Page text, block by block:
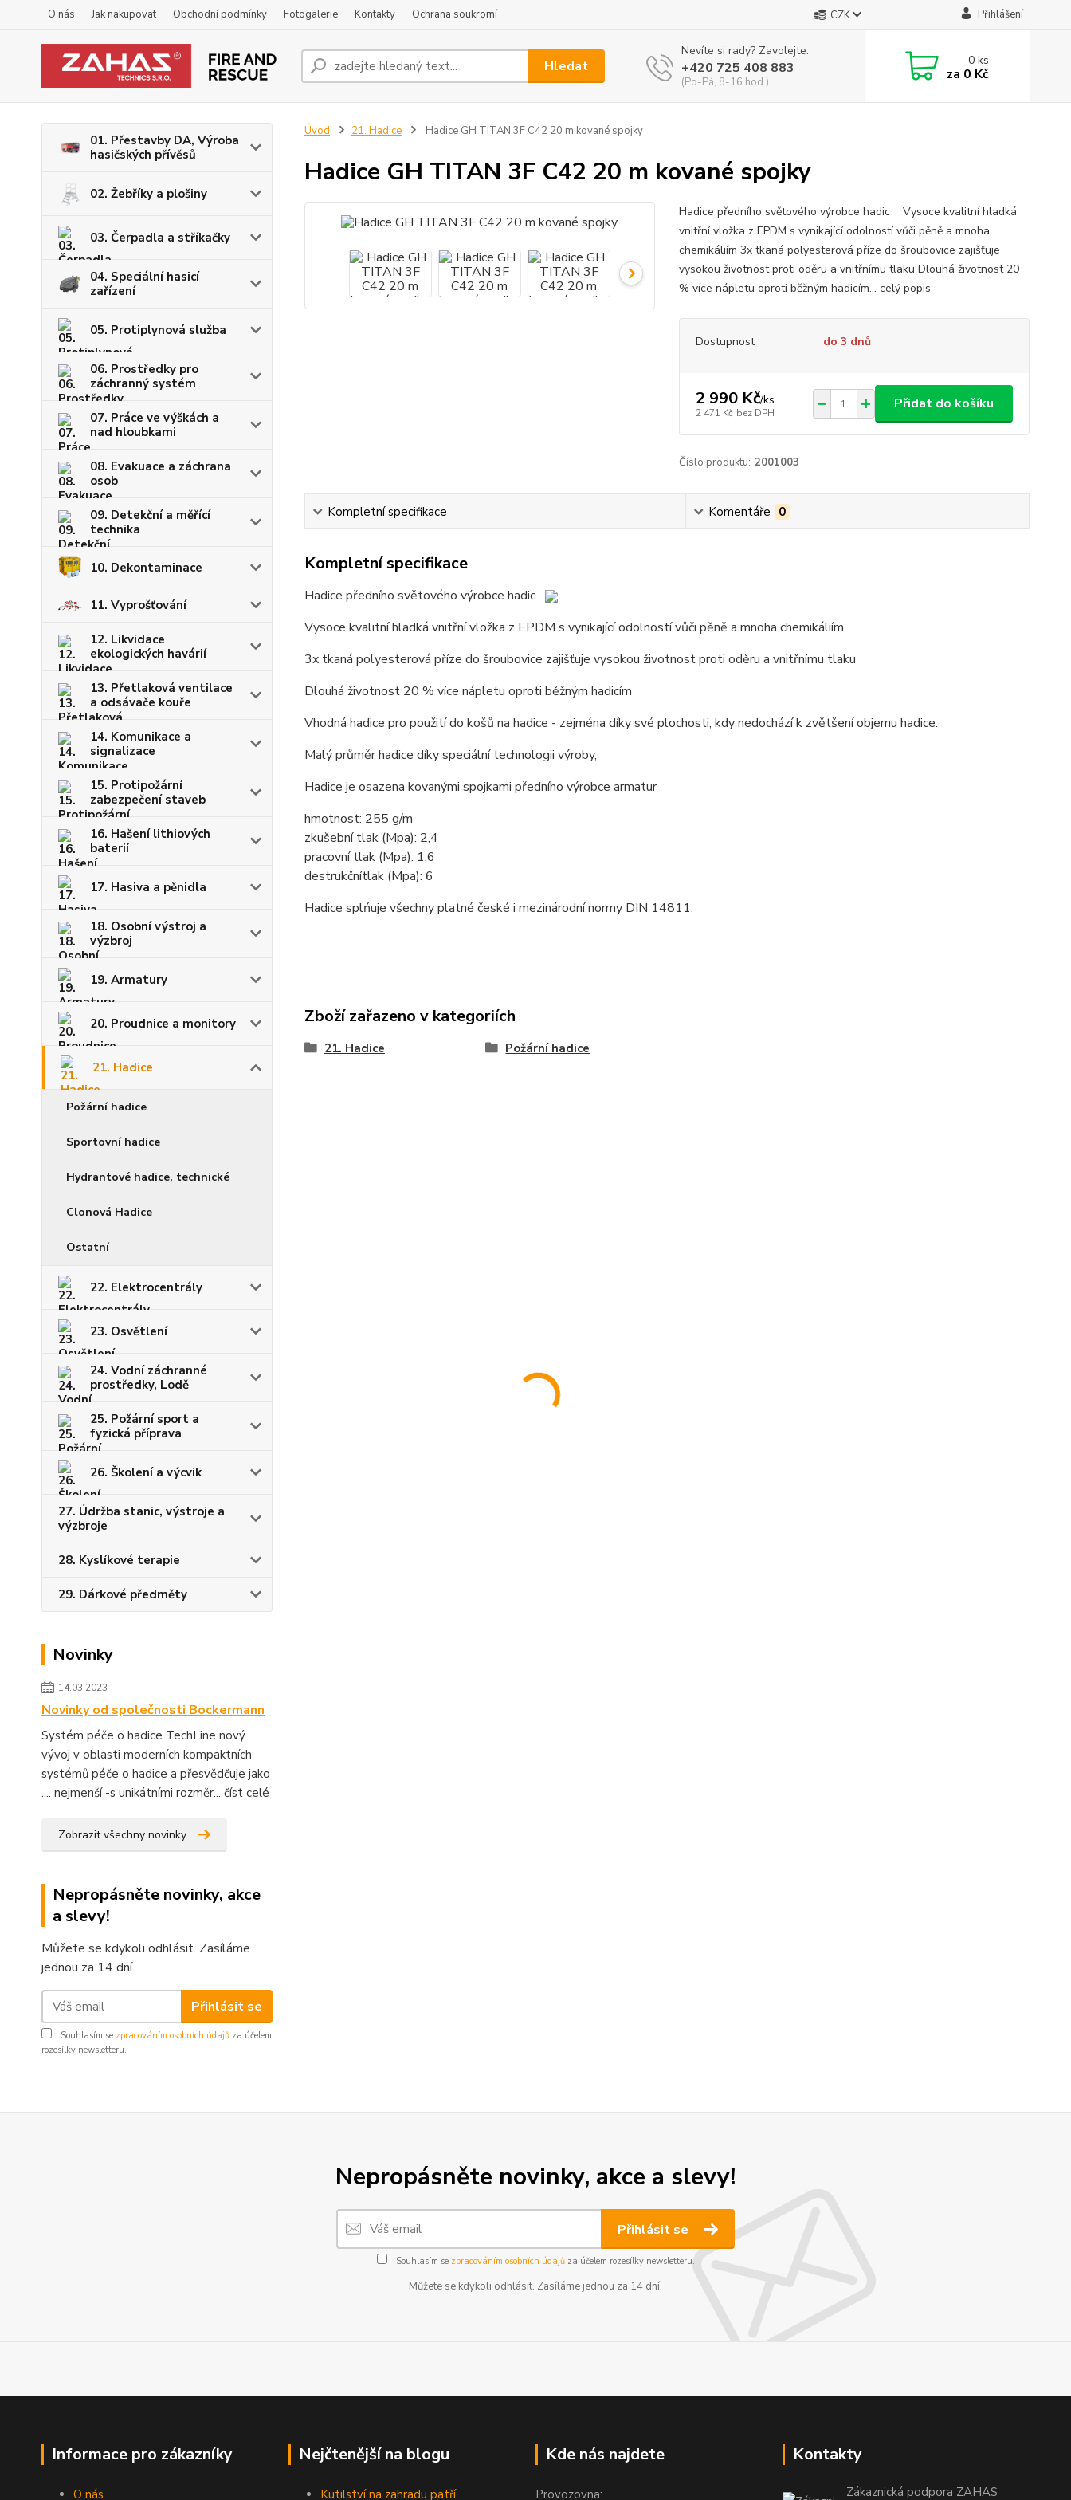
O nás Jak nakupovat Obchodní podmínky Fotogalerie Kontakty Ochrana soukromí CZK Přihlášení
Hledat
Nevíte si rady? Zavolejte.
+420 725 408 883
(Po-Pá, 8-16 hod.)
0ks
za 0 Kč
01. Přestavby DA, Výroba
hasičských přívěsů
02. Žebříky a plošiny
03. Čerpadla a stříkačky
04. Speciální hasicí
zařízení
05. Protiplynová služba
06. Prostředky pro
záchranný systém
07. Práce ve výškách a
nad hloubkami
08. Evakuace a záchrana
osob
09. Detekční a měřící
technika
10. Dekontaminace
11. Vyprošťování
12. Likvidace
ekologických havárií
13. Přetlaková ventilace
a odsávače kouře
14. Komunikace a
signalizace
15. Protipožární
zabezpečení staveb
16. Hašení lithiových
baterií
17. Hasiva a pěnidla
18. Osobní výstroj a
výzbroj
19. Armatury
20. Proudnice a monitory
21. Hadice
Požární hadice
Sportovní hadice
Hydrantové hadice, technické
Clonová Hadice
Ostatní
22. Elektrocentrály
23. Osvětlení
24. Vodní záchranné
prostředky, Lodě
25. Požární sport a
fyzická příprava
26. Školení a výcvik
27. Údržba stanic, výstroje a
výzbroje
28. Kyslíkové terapie
29. Dárkové předměty
Novinky
14.03.2023
Novinky od společnosti Bockermann
Systém péče o hadice TechLine nový
vývoj v oblasti moderních kompaktních
systémů péče o hadice a přesvědčuje jako
.... nejmenší -s unikátními rozměr... číst celé
Zobrazit všechny novinky
Nepropásněte novinky, akce
a slevy!
Můžete se kdykoli odhlásit. Zasíláme
jednou za 14 dní.
Přihlásit se
Souhlasím se zpracováním osobních údajů za účelem
rozesílky newsletteru.
Úvod 21. Hadice Hadice GH TITAN 3F C42 20 m kované spojky
Hadice GH TITAN 3F C42 20 m kované spojky
Hadice předního světového výrobce hadic Vysoce kvalitní hladká
vnitřní vložka z EPDM s vynikající odolností vůči pěně a mnoha
chemikáliím 3x tkaná polyesterová příze do šroubovice zajišťuje
vysokou životnost proti oděru a vnitřnímu tlaku Dlouhá životnost 20
% více nápletu oproti běžným hadicím... celý popis
Dostupnost do 3 dnů
2 990 Kč/ks
2 471 Kč bez DPH
Přidat do košíku
Číslo produktu: 2001003
Kompletní specifikace Komentáře 0
Kompletní specifikace
Hadice předního světového výrobce hadic
Vysoce kvalitní hladká vnitřní vložka z EPDM s vynikající odolností vůči pěně a mnoha chemikáliím
3x tkaná polyesterová příze do šroubovice zajišťuje vysokou životnost proti oděru a vnitřnímu tlaku
Dlouhá životnost 20 % více nápletu oproti běžným hadicím
Vhodná hadice pro použití do košů na hadice - zejména díky své plochosti, kdy nedochází k zvětšení objemu hadice.
Malý průměr hadice díky speciální technologii výroby,
Hadice je osazena kovanými spojkami předního výrobce armatur
hmotnost: 255 g/m
zkušební tlak (Mpa): 2,4
pracovní tlak (Mpa): 1,6
destrukčnítlak (Mpa): 6
Hadice splńuje všechny platné české i mezinárodní normy DIN 14811.
Zboží zařazeno v kategoriích
21. Hadice Požární hadice
Nepropásněte novinky, akce a slevy!
Přihlásit se
Souhlasím se zpracováním osobních údajůza účelem rozesílky newsletteru.
Můžete se kdykoli odhlásit. Zasíláme jednou za 14 dní.
Informace pro zákazníky
O nás
Nejčtenější na blogu
Kutilství na zahradu patří
Kde nás najdete
Provozovna:
Kontakty
Zákaznická podpora ZAHAS